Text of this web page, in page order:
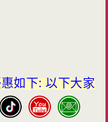
如下: 以下大家